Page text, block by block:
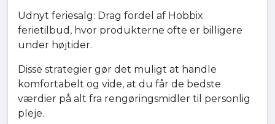
Udnyt feriesalg: Drag fordel af Hobbix
ferietilbud, hvor produkterne ofte er billigere
under højtider.
Disse strategier gør det muligt at handle
komfortabelt og vide, at du får de bedste
værdier på alt fra rengøringsmidler til personlig
pleje.